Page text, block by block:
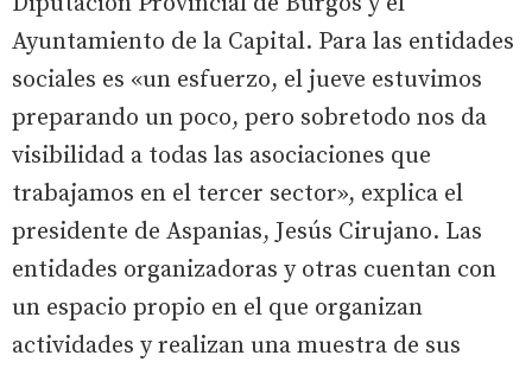
Ayuntamiento de la Capital. Para las entidades
sociales es «un esfuerzo, el jueve estuvimos
preparando un poco, pero sobretodo nos da
visibilidad a todas las asociaciones que
trabajamos en el tercer sector», explica el
presidente de Aspanias, Jesús Cirujano. Las
entidades organizadoras y otras cuentan con
un espacio propio en el que organizan
actividades y realizan una muestra de sus